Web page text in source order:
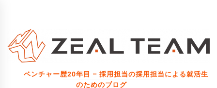
ン
ベンチャー歴20年目 – 採用担当の採用担当による就活生
のためのブログ